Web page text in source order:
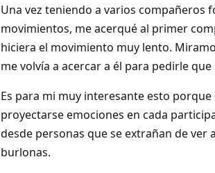
Una vez teniendo a varios compañeros
movimientos, me acerqué al primer
hiciera el movimiento muy lento.
me volvía a acercar a él para pedirle
Es para mi muy interesante esto
proyectarse emociones en cada
desde personas que se extrañan de ver
burlonas.